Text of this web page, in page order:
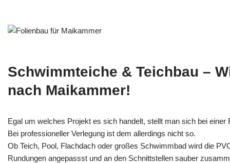
Schwimmteiche & Teichbau –
nach Maikammer!
Egal um welches Projekt es sich handelt, stellt man sich bei einer
Bei professioneller Verlegung ist dem allerdings nicht so.
Ob Teich, Pool, Flachdach oder großes Schwimmbad wird die
Rundungen angepassst und an den Schnittstellen sauber